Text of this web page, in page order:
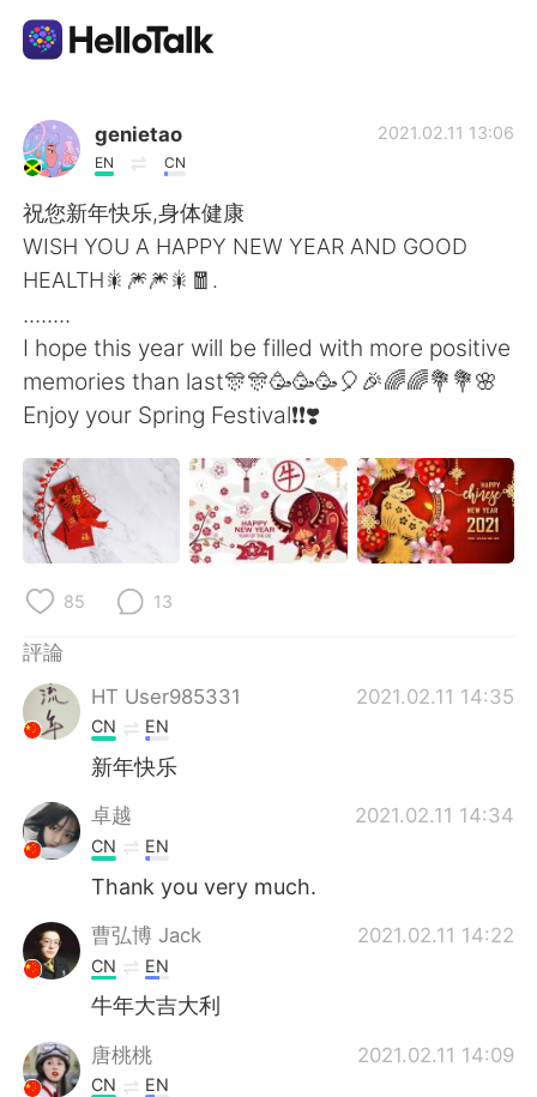
語言交換應用
AI Grammar Checker
繁體中文
English 简体中文
Español العربية
Français Deutsch
日本語 한국어
Русский
Indonesia
Türkçe
Português
genietao
EN CN
2021.02.11 13:06
祝您新年快乐,身体健康
WISH YOU A HAPPY NEW YEAR AND GOOD
HEALTH🎇🎆🎆🎇🧧.
........
I hope this year will be filled with more positive
memories than last🎊🎊🥳🥳🥳🎈🎉🌈🌈💐💐🌸
Enjoy your Spring Festival❗️❗️❣️
85 13
評論
HT User985331
2021.02.11 14:35
CN EN
新年快乐
卓越 2021.02.11 14:34
CN EN
Thank you very much.
曹弘博 Jack 2021.02.11 14:22
CN EN
牛年大吉大利
唐桃桃 2021.02.11 14:09
CN EN